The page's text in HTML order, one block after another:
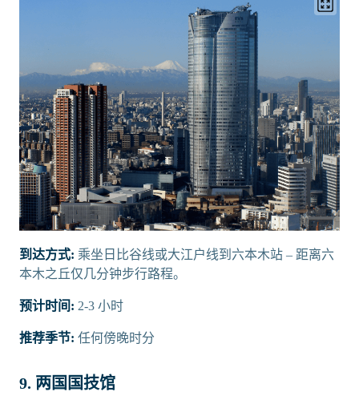
到达方式: 乘坐日比谷线或大江户线到六本木站 – 距离六
本木之丘仅几分钟步行路程。
预计时间: 2-3 小时
推荐季节: 任何傍晚时分
9. 两国国技馆